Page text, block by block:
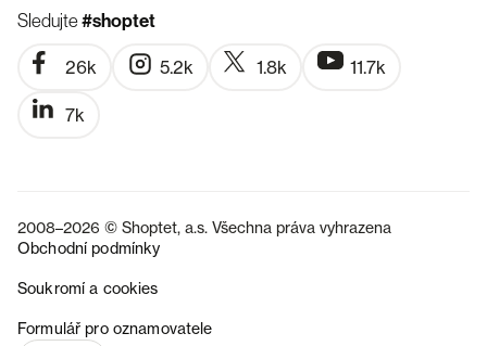
Sledujte#shoptet
26k 5.2k 1.8k 11.7k
7k
2008–2026 © Shoptet, a.s. Všechna práva vyhrazena
Obchodní podmínky
Soukromí a cookies
Formulář pro oznamovatele